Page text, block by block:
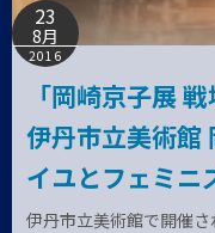
23
8月
2016
「岡崎京子展
伊丹市立美術館
イユとフェミニ
伊丹市立美術館で開催